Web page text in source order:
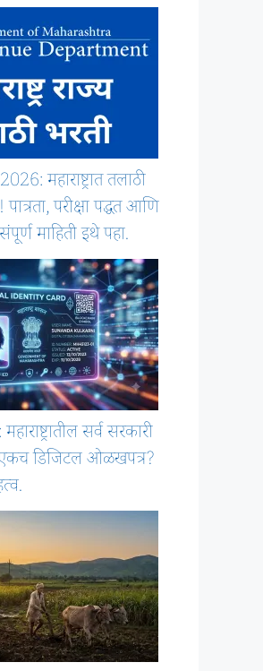
महाराष्ट्रात तलाठी
परीक्षा पद्धत आणि
माहिती इथे पहा.
सर्व सरकारी
डिजिटल ओळखपत्र?